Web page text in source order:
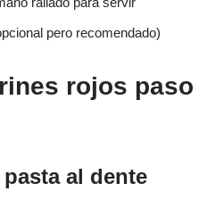
pero recomendado)
rojos paso
al dente